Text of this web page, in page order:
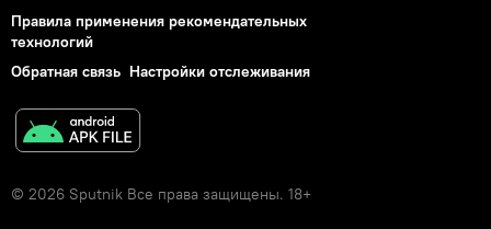
Правила применения рекомендательных
технологий
Обратная связь Настройки отслеживания
© 2026 Sputnik Все права защищены. 18+